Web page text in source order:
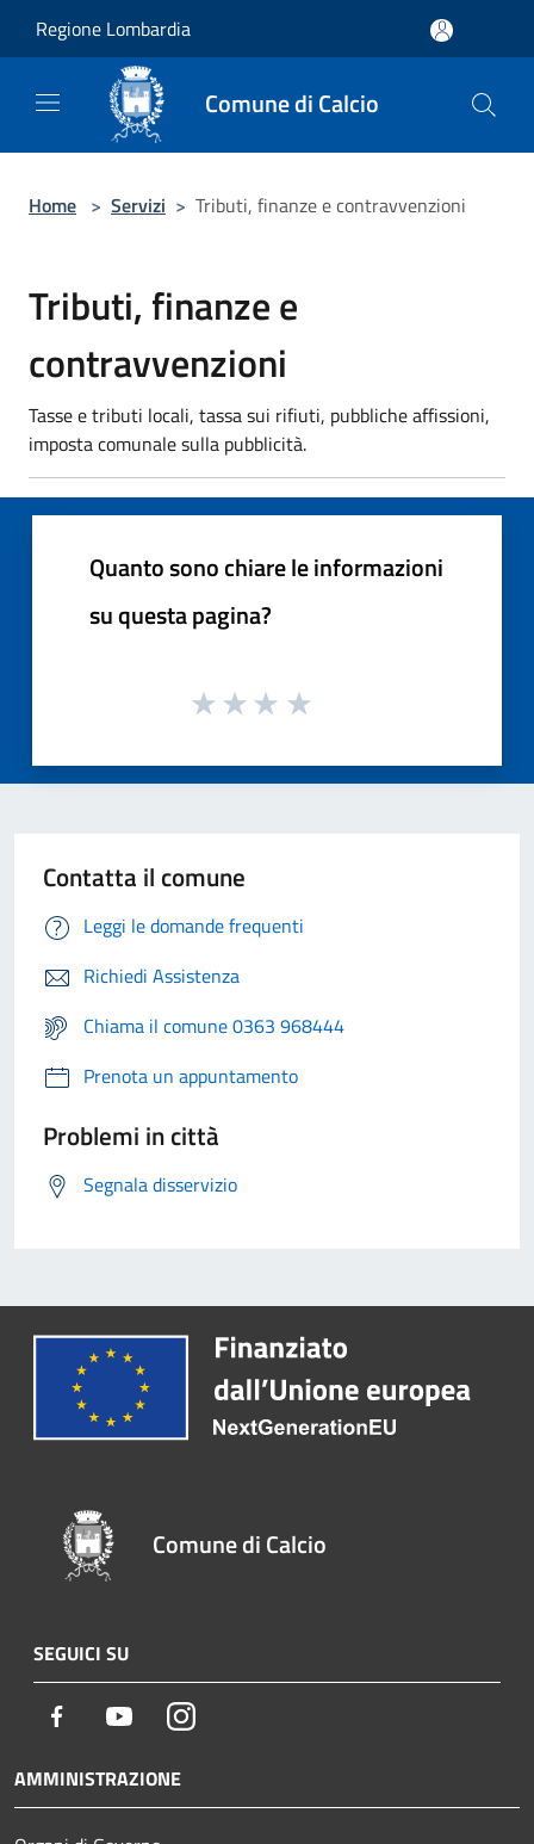
Regione Lombardia
Comune di Calcio
Home > Servizi > Tributi, finanze e contravvenzioni
Tributi, finanze e
contravvenzioni
Tasse e tributi locali, tassa sui rifiuti, pubbliche affissioni,
imposta comunale sulla pubblicità.
Quanto sono chiare le informazioni
su questa pagina?
Contatta il comune
Leggi le domande frequenti
Richiedi Assistenza
Chiama il comune 0363 968444
Prenota un appuntamento
Problemi in città
Segnala disservizio
Comune di Calcio
SEGUICI SU
Facebook YoutubeInstagram
AMMINISTRAZIONE